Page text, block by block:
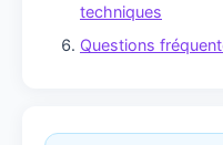
techniques
Questions